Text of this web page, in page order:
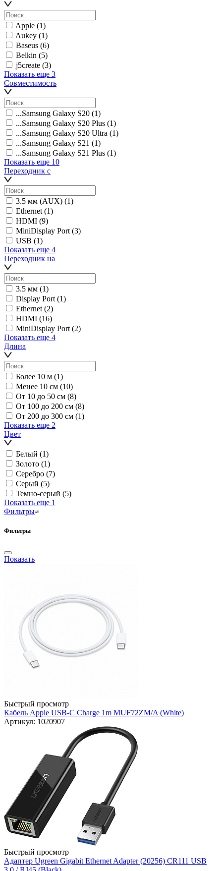
Apple (1)
Aukey (1)
Baseus (6)
Belkin (5)
j5create (3)
Показать еще 3
Совместимость
...Samsung Galaxy S20 (1)
...Samsung Galaxy S20 Plus (1)
...Samsung Galaxy S20 Ultra (1)
...Samsung Galaxy S21 (1)
...Samsung Galaxy S21 Plus (1)
Показать еще 10
Переходник с
3.5 мм (AUX) (1)
Ethernet (1)
HDMI (9)
MiniDisplay Port (3)
USB (1)
Показать еще 4
Переходник на
3.5 мм (1)
Display Port (1)
Ethernet (2)
HDMI (16)
MiniDisplay Port (2)
Показать еще 4
Длина
Более 10 м (1)
Менее 10 см (10)
От 10 до 50 см (8)
От 100 до 200 см (8)
От 200 до 300 см (1)
Показать еще 2
Цвет
Белый (1)
Золото (1)
Серебро (7)
Серый (5)
Темно-серый (5)
Показать еще 1
Фильтры
Фильтры
Показать
Быстрый просмотр
Кабель Apple USB-C Charge 1m MUF72ZM/A (White)
Артикул: 1020907
Быстрый просмотр
Адаптер Ugreen Gigabit Ethernet Adapter (20256) CR111 USB